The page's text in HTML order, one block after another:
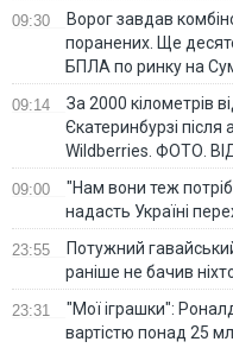
09:30
Ворог завдав
поранених. Ще
БПЛА по ринку на
09:14
За 2000 кілометрів
Єкатеринбурзі після
Wildberries. ФОТО.
09:00
"Нам вони теж
надасть Україні
23:55
Потужний
раніше не бачив
23:31
"Мої іграшки":
вартістю понад 25